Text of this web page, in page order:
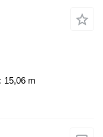
15,06 m